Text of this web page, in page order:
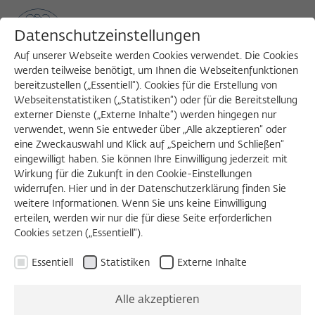
MENU
Search
Im Kolleg entstanden
Neuzugänge vom 14. März 2022 bis 1.
März 2023
Towards Responsible Plant Data Linkage :
and Development
Datenschutzeinstellungen
Auf unserer Webseite werden Cookies verwendet. Die Cookies
werden teilweise benötigt, um Ihnen die Webseitenfunktionen
bereitzustellen („Essentiell“). Cookies für die Erstellung von
Webseitenstatistiken („Statistiken“) oder für die Bereitstellung
externer Dienste („Externe Inhalte“) werden hingegen nur
verwendet, wenn Sie entweder über „Alle akzeptieren“ oder
eine Zweckauswahl und Klick auf „Speichern und Schließen“
eingewilligt haben. Sie können Ihre Einwilligung jederzeit mit
Wirkung für die Zukunft in den Cookie-Einstellungen
widerrufen. Hier und in der Datenschutzerklärung finden Sie
weitere Informationen. Wenn Sie uns keine Einwilligung
erteilen, werden wir nur die für diese Seite erforderlichen
Cookies setzen („Essentiell“).
Essentiell Statistiken Externe Inhalte
Alle akzeptieren